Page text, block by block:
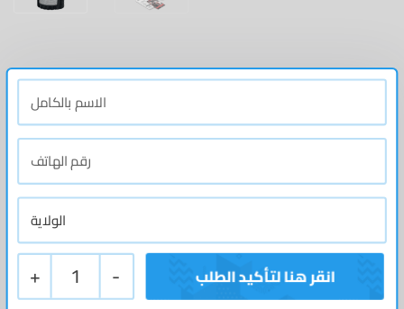
+ 1 -